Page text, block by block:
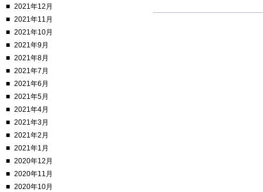
2021年12月
2021年11月
2021年10月
2021年9月
2021年8月
2021年7月
2021年6月
2021年5月
2021年4月
2021年3月
2021年2月
2021年1月
2020年12月
2020年11月
2020年10月